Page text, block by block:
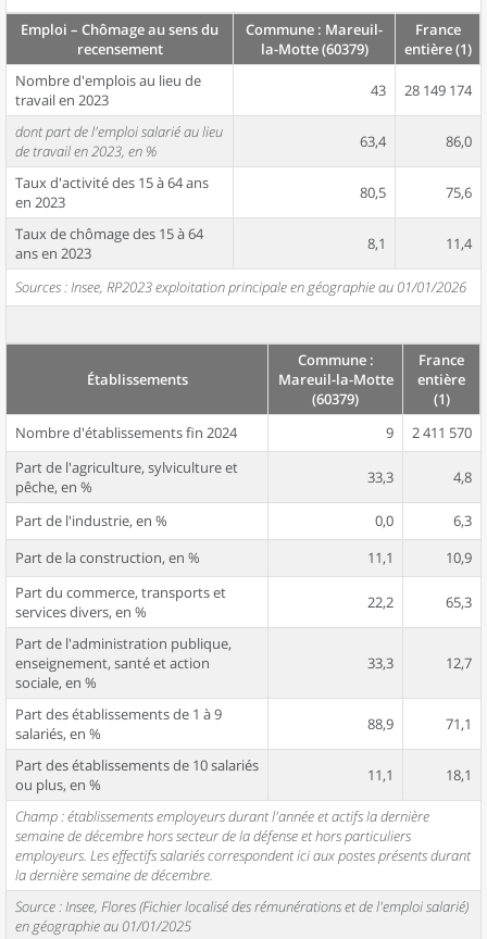
Emploi – Chômage au sens du
recensement
Commune : Mareuil-
la-Motte (60379)
France
entière (1)
Nombre d'emplois au lieu de
travail en 2023
43 28 149 174
dont part de l'emploi salarié au lieu
de travail en 2023, en %
63,4 86,0
Taux d'activité des 15 à 64 ans
en 2023
80,5 75,6
Taux de chômage des 15 à 64
ans en 2023
8,1 11,4
Sources : Insee, RP2023 exploitation principale en géographie au 01/01/2026
Établissements
Commune :
Mareuil-la-Motte
(60379)
France
entière
(1)
Nombre d'établissements fin 2024
9
2 411 570
Part de l'agriculture, sylviculture et
pêche, en %
33,3 4,8
Part de l'industrie, en % 0,0
6,3
Part de la construction, en %
11,1
10,9
Part du commerce, transports et
services divers, en %
22,2 65,3
Part de l'administration publique,
enseignement, santé et action
sociale, en %
33,3 12,7
Part des établissements de 1 à 9
salariés, en %
88,9 71,1
Part des établissements de 10 salariés
ou plus, en %
11,1 18,1
Champ : établissements employeurs durant l'année et actifs la dernière
semaine de décembre hors secteur de la défense et hors particuliers
employeurs. Les effectifs salariés correspondent ici aux postes présents durant
la dernière semaine de décembre.
Source : Insee, Flores (Fichier localisé des rémunérations et de l'emploi salarié)
en géographie au 01/01/2025